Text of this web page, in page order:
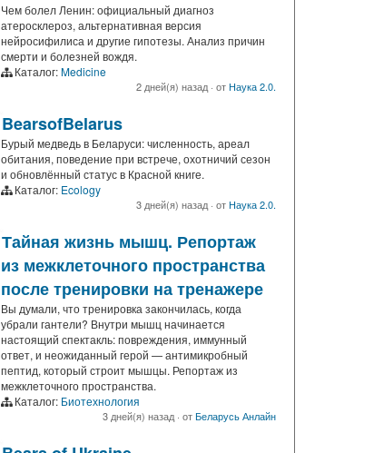
Чем болел Ленин: официальный диагноз
атеросклероз, альтернативная версия
нейросифилиса и другие гипотезы. Анализ причин
смерти и болезней вождя.
Каталог:Medicine
2 дней(я) назад· отНаука 2.0.
BearsofBelarus
Бурый медведь в Беларуси: численность, ареал
обитания, поведение при встрече, охотничий сезон
и обновлённый статус в Красной книге.
Каталог: Ecology
3 дней(я) назад· отНаука 2.0.
Тайная жизнь мышц. Репортаж
из межклеточного пространства
после тренировки на тренажере
Вы думали, что тренировка закончилась, когда
убрали гантели? Внутри мышц начинается
настоящий спектакль: повреждения, иммунный
ответ, и неожиданный герой — антимикробный
пептид, который строит мышцы. Репортаж из
межклеточного пространства.
Каталог: Биотехнология
3 дней(я) назад· отБеларусь Анлайн